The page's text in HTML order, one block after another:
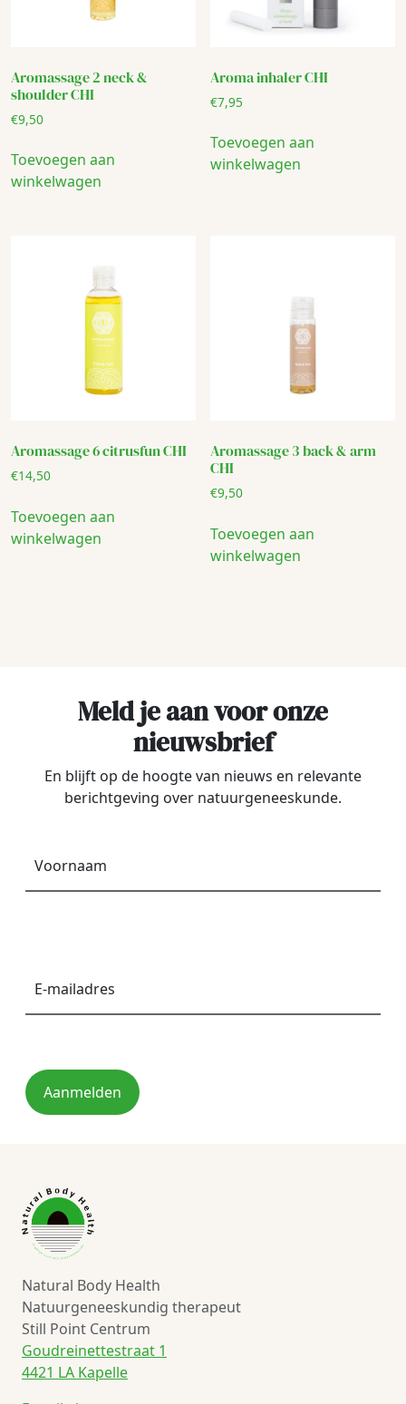
Aromassage 2 neck &
shoulder CHI
€9,50
Toevoegen aan
winkelwagen
Aroma inhaler CHI
€7,95
Toevoegen aan
winkelwagen
Aromassage 6 citrusfun CHI
€14,50
Toevoegen aan
winkelwagen
Aromassage 3 back & arm
CHI
€9,50
Toevoegen aan
winkelwagen
Meld je aan voor onze
nieuwsbrief
En blijft op de hoogte van nieuws en relevante
berichtgeving over natuurgeneeskunde.
Aanmelden
Natural Body Health
Natuurgeneeskundig therapeut
Still Point Centrum
Goudreinettestraat 1
4421 LA Kapelle